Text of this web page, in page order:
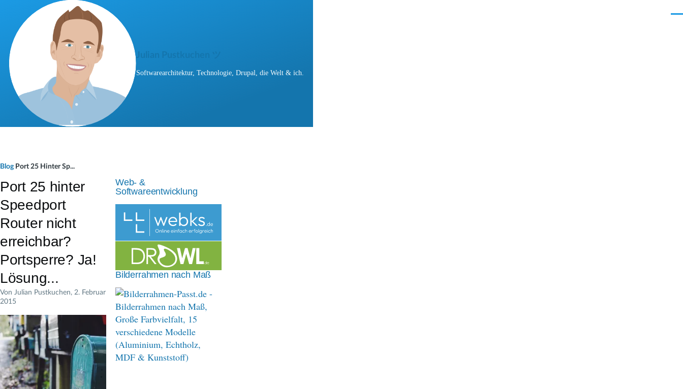
Direkt zum Inhalt
Julian Pustkuchen ツ
Softwarearchitektur, Technologie, Drupal, die Welt & ich.
M
a
d
n
a
v
i
g
a
t
i
o
Blog Port 25 Hinter Sp...
Port 25 hinter
Speedport
Router nicht
erreichbar?
Portsperre? Ja!
Lösung...
Von Julian Pustkuchen, 2. Februar
2015
Web- &
Softwareentwicklung
Bilderrahmen nach Maß